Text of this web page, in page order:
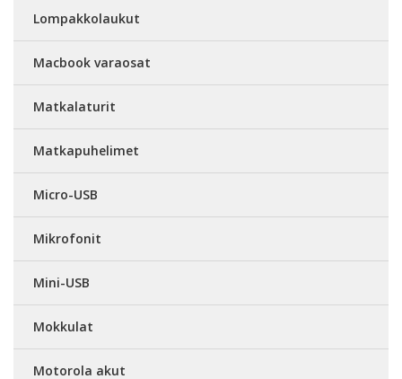
Lompakkolaukut
Macbook varaosat
Matkalaturit
Matkapuhelimet
Micro-USB
Mikrofonit
Mini-USB
Mokkulat
Motorola akut